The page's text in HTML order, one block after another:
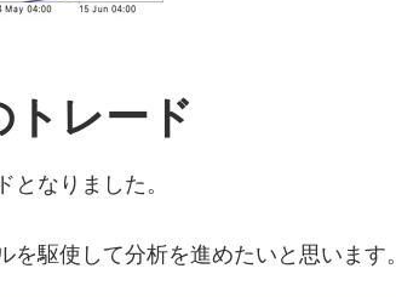
トレード
なりました。
駆使して分析を進めたいと思います。